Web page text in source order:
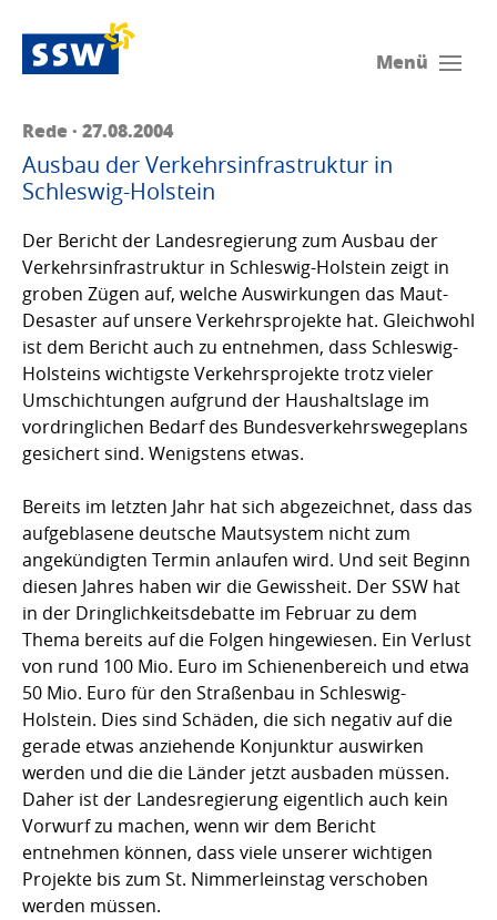
Menü
Rede · 27.08.2004
Ausbau der Verkehrsinfrastruktur in
Schleswig-Holstein
Der Bericht der Landesregierung zum Ausbau der
Verkehrsinfrastruktur in Schleswig-Holstein zeigt in
groben Zügen auf, welche Auswirkungen das Maut-
Desaster auf unsere Verkehrsprojekte hat. Gleichwohl
ist dem Bericht auch zu entnehmen, dass Schleswig-
Holsteins wichtigste Verkehrsprojekte trotz vieler
Umschichtungen aufgrund der Haushaltslage im
vordringlichen Bedarf des Bundesverkehrswegeplans
gesichert sind. Wenigstens etwas.
Bereits im letzten Jahr hat sich abgezeichnet, dass das
aufgeblasene deutsche Mautsystem nicht zum
angekündigten Termin anlaufen wird. Und seit Beginn
diesen Jahres haben wir die Gewissheit. Der SSW hat
in der Dringlichkeitsdebatte im Februar zu dem
Thema bereits auf die Folgen hingewiesen. Ein Verlust
von rund 100 Mio. Euro im Schienenbereich und etwa
50 Mio. Euro für den Straßenbau in Schleswig-
Holstein. Dies sind Schäden, die sich negativ auf die
gerade etwas anziehende Konjunktur auswirken
werden und die die Länder jetzt ausbaden müssen.
Daher ist der Landesregierung eigentlich auch kein
Vorwurf zu machen, wenn wir dem Bericht
entnehmen können, dass viele unserer wichtigen
Projekte bis zum St. Nimmerleinstag verschoben
werden müssen.